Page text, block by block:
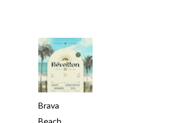
Brava
Beach